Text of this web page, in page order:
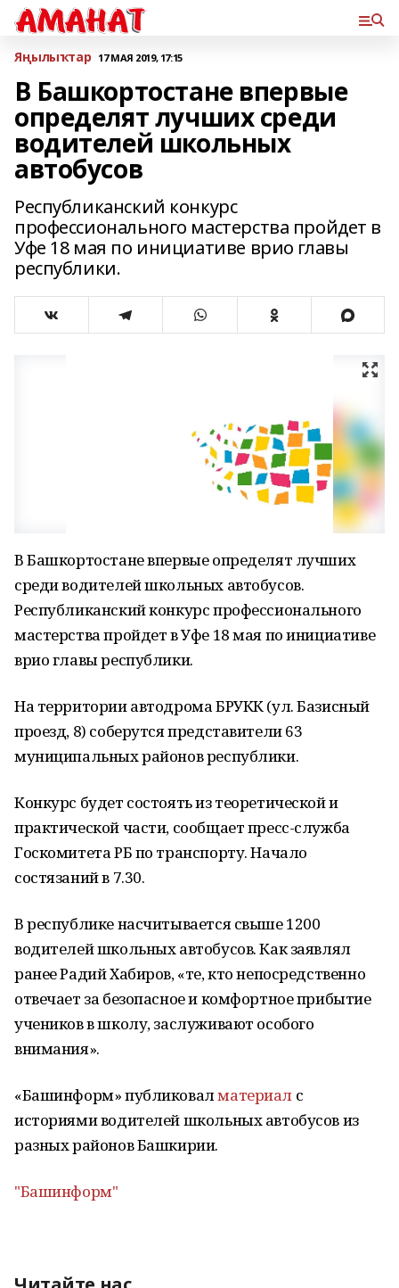
Яңылыҡтар 17 МАЯ 2019, 17:15
В Башкортостане впервые
определят лучших среди
водителей школьных
автобусов
Республиканский конкурс
профессионального мастерства пройдет в
Уфе 18 мая по инициативе врио главы
республики.
В Башкортостане впервые определят лучших
среди водителей школьных автобусов.
Республиканский конкурс профессионального
мастерства пройдет в Уфе 18 мая по инициативе
врио главы республики.
На территории автодрома БРУКК (ул. Базисный
проезд, 8) соберутся представители 63
муниципальных районов республики.
Конкурс будет состоять из теоретической и
практической части, сообщает пресс-служба
Госкомитета РБ по транспорту. Начало
состязаний в 7.30.
В республике насчитывается свыше 1200
водителей школьных автобусов. Как заявлял
ранее Радий Хабиров, «те, кто непосредственно
отвечает за безопасное и комфортное прибытие
учеников в школу, заслуживают особого
внимания».
«Башинформ» публиковалматериалс
историями водителей школьных автобусов из
разных районов Башкирии.
"Башинформ"